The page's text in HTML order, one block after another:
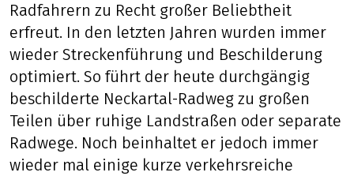
Radfahrern zu Recht großer Beliebtheit
erfreut. In den letzten Jahren wurden immer
wieder Streckenführung und Beschilderung
optimiert. So führt der heute durchgängig
beschilderte Neckartal-Radweg zu großen
Teilen über ruhige Landstraßen oder separate
Radwege. Noch beinhaltet er jedoch immer
wieder mal einige kurze verkehrsreiche